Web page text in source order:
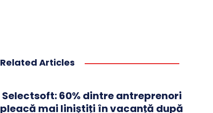
Related Articles
Selectsoft: 60% dintre antreprenori
pleacă mai liniștiți în vacanță după